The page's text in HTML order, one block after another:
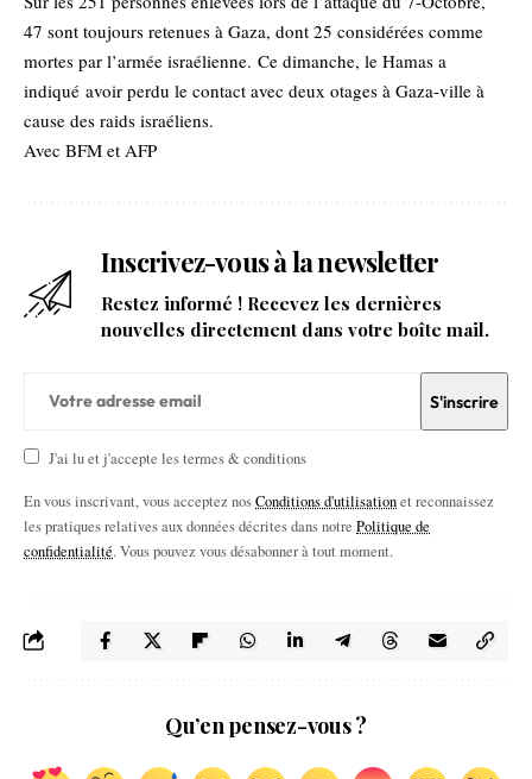
47 sont toujours retenues à Gaza, dont 25 considérées comme
mortes par l’armée israélienne. Ce dimanche, le Hamas a
indiqué avoir perdu le contact avec deux otages à Gaza-ville à
cause des raids israéliens.
Avec BFM et AFP
Inscrivez-vous à la newsletter
Restez informé ! Recevez les dernières
nouvelles directement dans votre boîte mail.
J'ai lu et j'accepte les termes & conditions
En vous inscrivant, vous acceptez nosConditions d'utilisationet reconnaissez
les pratiques relatives aux données décrites dans notre Politique de
confidentialité. Vous pouvez vous désabonner à tout moment.
Qu’en pensez-vous ?